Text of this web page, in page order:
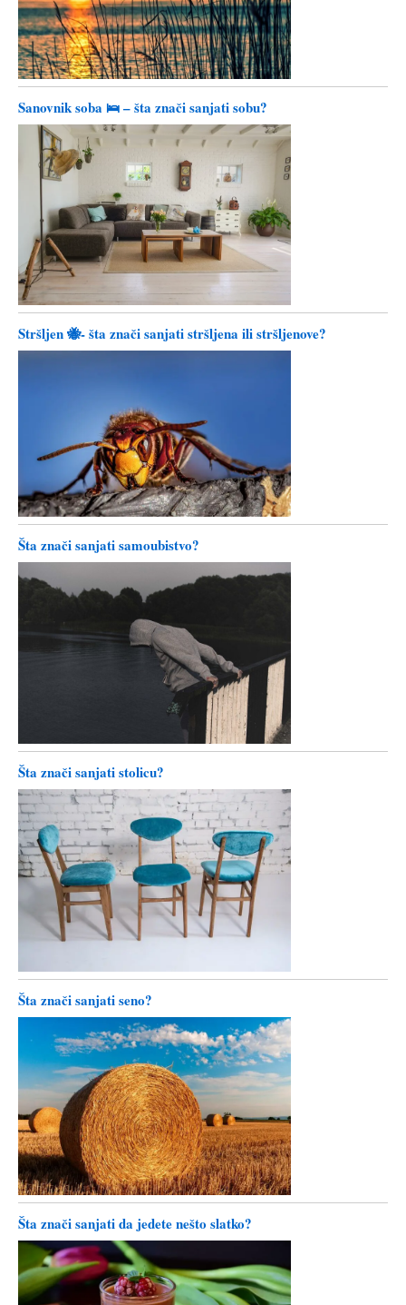
Sanovnik soba 🛌 – šta znači sanjati sobu?
Stršljen 🐝- šta znači sanjati stršljena ili stršljenove?
Šta znači sanjati samoubistvo?
Šta znači sanjati stolicu?
Šta znači sanjati seno?
Šta znači sanjati da jedete nešto slatko?